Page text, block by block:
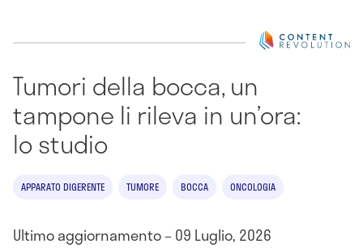
Tumori della bocca, un
tampone li rileva in un’ora:
lo studio
APPARATO DIGERENTE TUMORE BOCCA ONCOLOGIA
Ultimo aggiornamento – 09 Luglio, 2026